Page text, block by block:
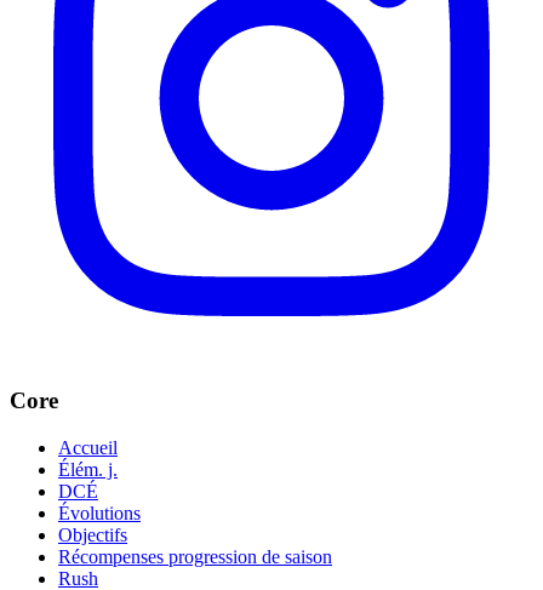
Core
Accueil
Élém. j.
DCÉ
Évolutions
Objectifs
Récompenses progression de saison
Rush